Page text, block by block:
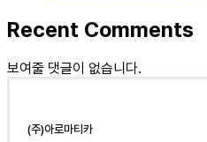
Recent Comments
보여줄 댓글이 없습니다.
(주)아로마티카